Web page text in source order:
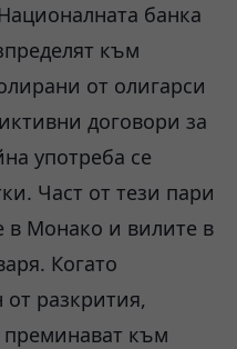
банка
към
от олигарси
договори за
употреба се
Част от тези пари
в Монако и вилите в
Когато
разкрития,
преминават към